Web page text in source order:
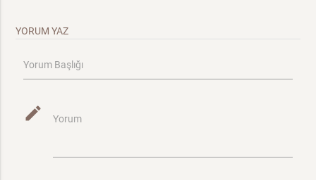
YORUM YAZ
Yorum Başlığı
mode_edit Yorum